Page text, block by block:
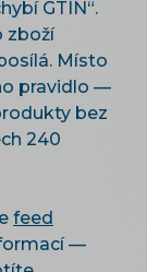
GTIN“.
zboží
Místo
pravidlo —
bez
240
feed
—